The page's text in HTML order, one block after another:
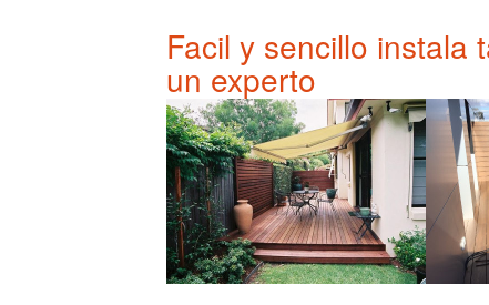
Facil y sencillo instala
un experto